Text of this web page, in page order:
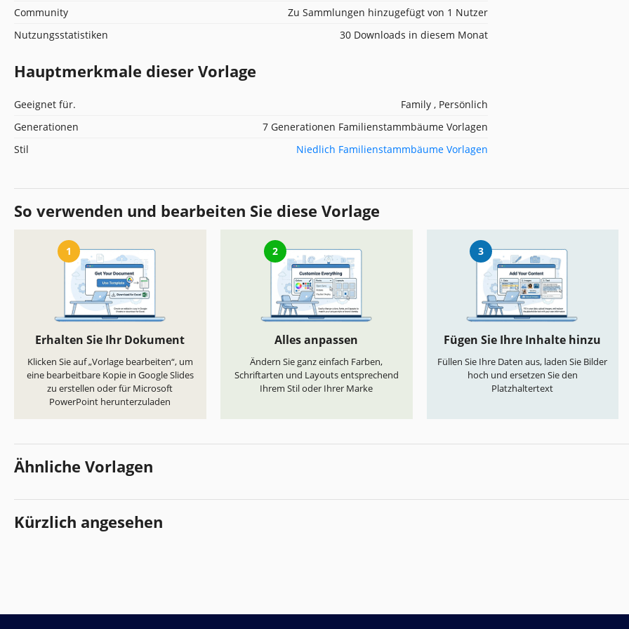
Community
Zu Sammlungen hinzugefügt von 1 Nutzer
Nutzungsstatistiken
30 Downloads in diesem Monat
Hauptmerkmale dieser Vorlage
Geeignet für.
Family , Persönlich
Generationen
7 Generationen Familienstammbäume Vorlagen
Stil
Niedlich Familienstammbäume Vorlagen
So verwenden und bearbeiten Sie diese Vorlage
1
Erhalten Sie Ihr Dokument
Klicken Sie auf „Vorlage bearbeiten“, um
eine bearbeitbare Kopie in Google Slides
zu erstellen oder für Microsoft
PowerPoint herunterzuladen
2
Alles anpassen
Ändern Sie ganz einfach Farben,
Schriftarten und Layouts entsprechend
Ihrem Stil oder Ihrer Marke
3
Fügen Sie Ihre Inhalte hinzu
Füllen Sie Ihre Daten aus, laden Sie Bilder
hoch und ersetzen Sie den
Platzhaltertext
Ähnliche Vorlagen
Kürzlich angesehen